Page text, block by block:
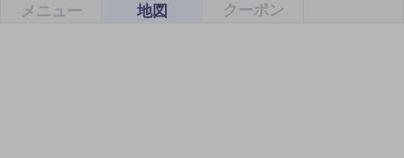
メニュー 地図 クーポン